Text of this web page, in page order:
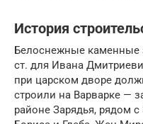
История
Белоснежные каменные
ст. для Ивана
при царском дворе
строили на Варварке —
районе Зарядья, рядом